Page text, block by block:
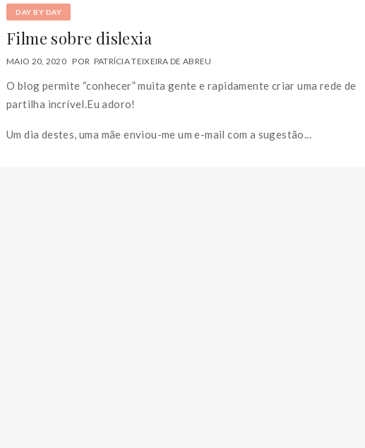
DAY BY DAY
Filme sobre dislexia
MAIO 20, 2020 POR PATRÍCIA TEIXEIRA DE ABREU
O blog permite “conhecer” muita gente e rapidamente criar uma rede de
partilha incrível.Eu adoro!
Um dia destes, uma mãe enviou-me um e-mail com a sugestão...